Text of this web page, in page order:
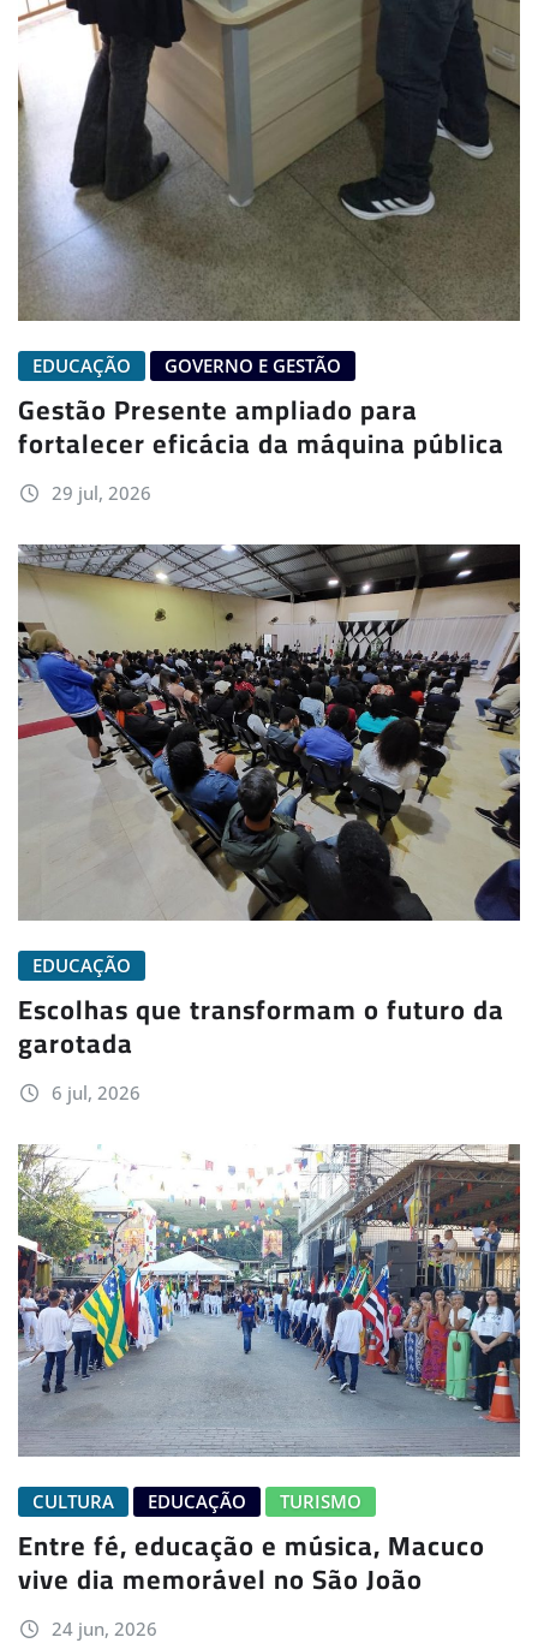
EDUCAÇÃO GOVERNO E GESTÃO
Gestão Presente ampliado para
fortalecer eficácia da máquina pública
29 jul, 2026
EDUCAÇÃO
Escolhas que transformam o futuro da
garotada
6 jul, 2026
CULTURA EDUCAÇÃO TURISMO
Entre fé, educação e música, Macuco
vive dia memorável no São João
24 jun, 2026